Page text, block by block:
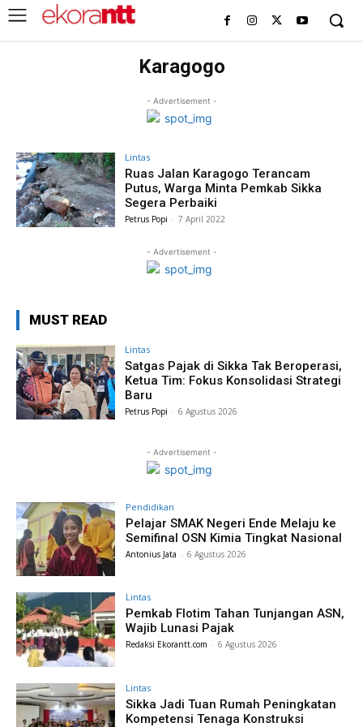
Karagogo
- Advertisement -
Lintas
Ruas Jalan Karagogo Terancam
Putus, Warga Minta Pemkab Sikka
Segera Perbaiki
Petrus Popi - 7 April 2022
- Advertisement -
MUST READ
Lintas
Satgas Pajak di Sikka Tak Beroperasi,
Ketua Tim: Fokus Konsolidasi Strategi
Baru
Petrus Popi - 6 Agustus 2026
- Advertisement -
Pendidikan
Pelajar SMAK Negeri Ende Melaju ke
Semifinal OSN Kimia Tingkat Nasional
Antonius Jata - 6 Agustus 2026
Lintas
Pemkab Flotim Tahan Tunjangan ASN,
Wajib Lunasi Pajak
Redaksi Ekorantt.com - 6 Agustus 2026
Lintas
Sikka Jadi Tuan Rumah Peningkatan
Kompetensi Tenaga Konstruksi